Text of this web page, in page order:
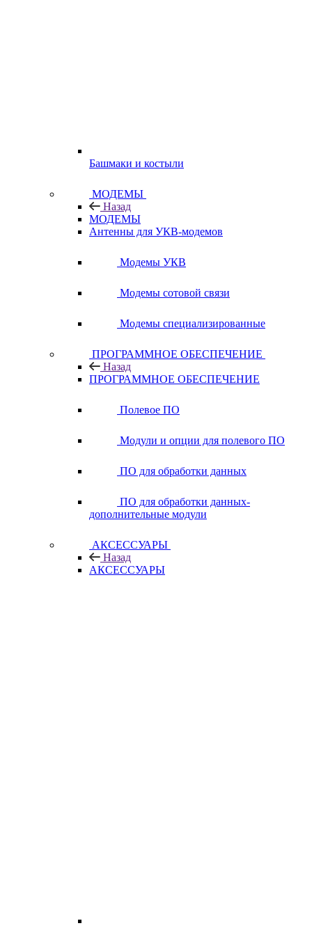
Башмаки и костыли
МОДЕМЫ
Назад
МОДЕМЫ
Антенны для УКВ-модемов
Модемы УКВ
Модемы сотовой связи
Модемы специализированные
ПРОГРАММНОЕ ОБЕСПЕЧЕНИЕ
Назад
ПРОГРАММНОЕ ОБЕСПЕЧЕНИЕ
Полевое ПО
Модули и опции для полевого ПО
ПО для обработки данных
ПО для обработки данных-
дополнительные модули
АКСЕССУАРЫ
Назад
АКСЕССУАРЫ